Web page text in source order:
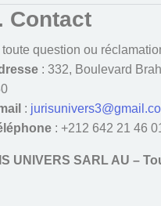
Contact
toute question ou
: 332, Boulevard
:
: +212 642 21 46
UNIVERS SARL AU –